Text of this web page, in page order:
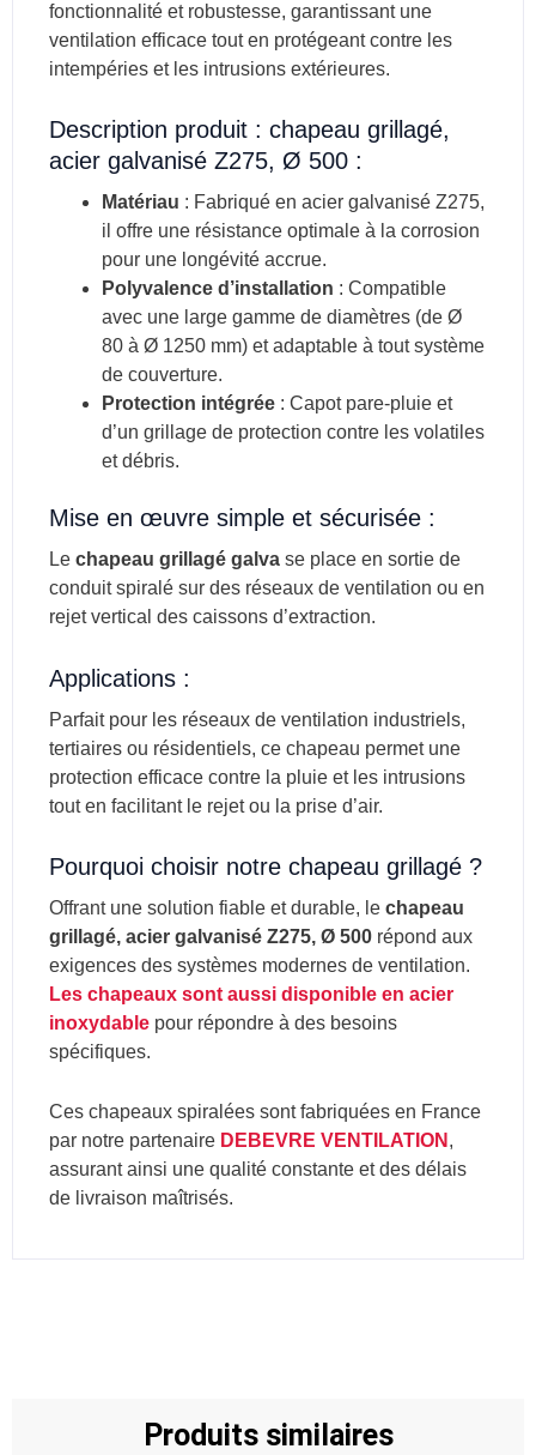
fonctionnalité et robustesse, garantissant une
ventilation efficace tout en protégeant contre les
intempéries et les intrusions extérieures.
Description produit : chapeau grillagé,
acier galvanisé Z275, Ø 500 :
Matériau : Fabriqué en acier galvanisé Z275,
il offre une résistance optimale à la corrosion
pour une longévité accrue.
Polyvalence d’installation : Compatible
avec une large gamme de diamètres (de Ø
80 à Ø 1250 mm) et adaptable à tout système
de couverture.
Protection intégrée: Capot pare-pluie et
d’un grillage de protection contre les volatiles
et débris.
Mise en œuvre simple et sécurisée :
Le chapeau grillagé galva se place en sortie de
conduit spiralé sur des réseaux de ventilation ou en
rejet vertical des caissons d’extraction.
Applications :
Parfait pour les réseaux de ventilation industriels,
tertiaires ou résidentiels, ce chapeau permet une
protection efficace contre la pluie et les intrusions
tout en facilitant le rejet ou la prise d’air.
Pourquoi choisir notre chapeau grillagé ?
Offrant une solution fiable et durable, le chapeau
grillagé, acier galvanisé Z275, Ø 500 répond aux
exigences des systèmes modernes de ventilation.
Les chapeaux sont aussi disponible en acier
inoxydable pour répondre à des besoins
spécifiques.
Ces chapeaux spiralées sont fabriquées en France
par notre partenaire DEBEVRE VENTILATION ,
assurant ainsi une qualité constante et des délais
de livraison maîtrisés.
Produits similaires